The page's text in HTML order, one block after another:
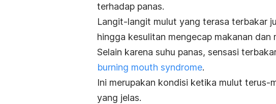
terhadap panas.
Langit-langit mulut yang terasa terbakar
hingga kesulitan mengecap makanan dan
Selain karena suhu panas, sensasi
burning mouth syndrome.
Ini merupakan kondisi ketika mulut
yang jelas.